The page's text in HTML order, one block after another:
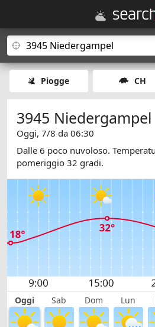
Piogge CH
3945 Niedergampel
Oggi, 7/8 da 06:30
Dalle 6 poco nuvoloso.
pomeriggio 32 gradi.
Oggi Sab Dom Lun